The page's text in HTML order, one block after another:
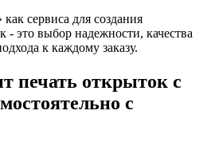
сервиса для создания
- это выбор надежности, качества
к каждому заказу.
печать открыток с
с